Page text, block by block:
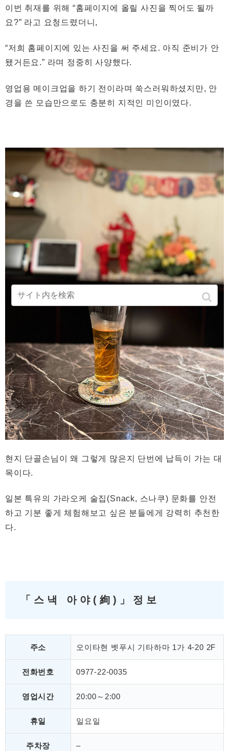
이번 취재를 위해 “홈페이지에 올릴 사진을 찍어도 될까
요?” 라고 요청드렸더니,
“저희 홈페이지에 있는 사진을 써 주세요. 아직 준비가 안
됐거든요.” 라며 정중히 사양했다.
영업용 메이크업을 하기 전이라며 쑥스러워하셨지만, 안
경을 쓴 모습만으로도 충분히 지적인 미인이였다.
현지 단골손님이 왜 그렇게 많은지 단번에 납득이 가는 대
목이다.
일본 특유의 가라오케 술집(Snack, 스나쿠) 문화를 안전
하고 기분 좋게 체험해보고 싶은 분들에게 강력히 추천한
다.
「스낵 아야(絢)」정보
주소 오이타현 벳푸시 기타하마 1가 4-20 2F
전화번호 0977-22-0035
영업시간 20:00～2:00
휴일 일요일
주차장 –